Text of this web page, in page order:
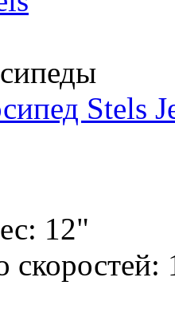
Stels
12"
скоростей: